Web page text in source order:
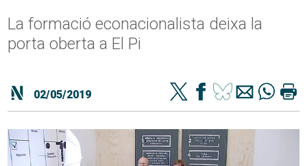
La formació econacionalista deixa la
porta oberta a El Pi
02/05/2019